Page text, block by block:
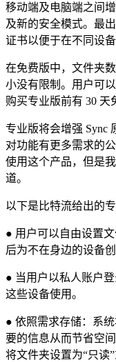
移动端及电脑端之间
及新的安全模式。最
证书以便于在不同设备
在免费版中，文件夹
小没有限制。用户可
购买专业版前有 30 天
专业版将会增强 Sync
对功能有更多需求的
使用这个产品，但是
道。
以下是比特流给出的专
● 用户可以自由设置
后为不在身边的设备
● 当用户以私人账户
这些设备使用。
● 依照需求存储：系
要的信息从而节省空
将文件夹设置为“只读”